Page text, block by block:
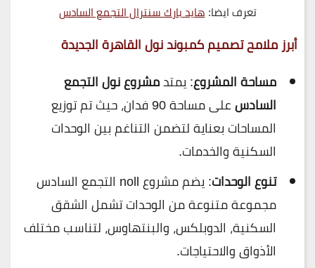
تعرف ايضا:هايد بارك سنترال التجمع السادس
أبرز ملامح تصميم كمبوند نول القاهرة الجديدة
مساحة المشروع: يمتدمشروع نول التجمع
السادس
على مساحة 90 فدان، حيث تم توزيع
المساحات بعناية لتضمن التناغم بين الوحدات
السكنية والخدمات.
تنوع الوحدات
: يضم مشروع noll التجمع السادس
مجموعة متنوعة من الوحدات تشمل الشقق
السكنية، الدوبلكس، والبنتهاوس، لتناسب مختلف
الأذواق والاحتياجات.